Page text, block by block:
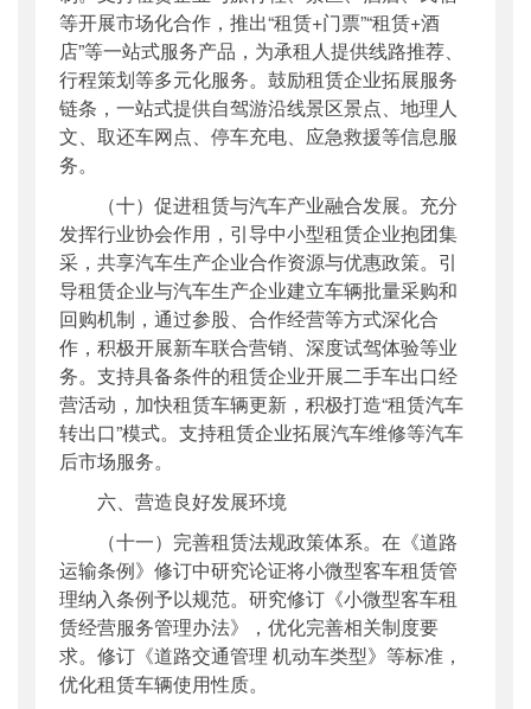
等开展市场化合作，推出“租赁+门票”“租赁+酒
店”等一站式服务产品，为承租人提供线路推荐、
行程策划等多元化服务。鼓励租赁企业拓展服务
链条，一站式提供自驾游沿线景区景点、地理人
文、取还车网点、停车充电、应急救援等信息服
务。
（十）促进租赁与汽车产业融合发展。充分
发挥行业协会作用，引导中小型租赁企业抱团集
采，共享汽车生产企业合作资源与优惠政策。引
导租赁企业与汽车生产企业建立车辆批量采购和
回购机制，通过参股、合作经营等方式深化合
作，积极开展新车联合营销、深度试驾体验等业
务。支持具备条件的租赁企业开展二手车出口经
营活动，加快租赁车辆更新，积极打造“租赁汽车
转出口”模式。支持租赁企业拓展汽车维修等汽车
后市场服务。
六、营造良好发展环境
（十一）完善租赁法规政策体系。在《道路
运输条例》修订中研究论证将小微型客车租赁管
理纳入条例予以规范。研究修订《小微型客车租
赁经营服务管理办法》，优化完善相关制度要
求。修订《道路交通管理 机动车类型》等标准，
优化租赁车辆使用性质。